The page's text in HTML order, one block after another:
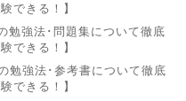
できる！】
勉強法･問題集について徹底
できる！】
勉強法･参考書について徹底
できる！】